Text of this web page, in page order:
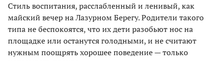
Стиль воспитания, расслабленный и ленивый, как
майский вечер на Лазурном Берегу. Родители такого
типа не беспокоятся, что их дети разобьют нос на
площадке или останутся голодными, и не считают
нужным поощрять хорошее поведение — только